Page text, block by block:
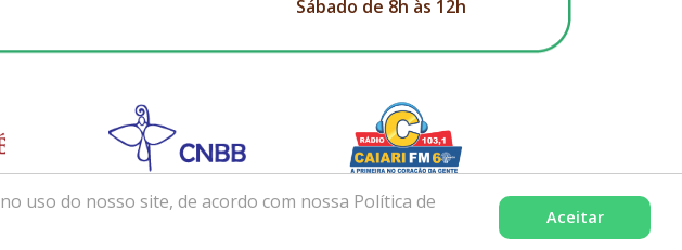
uso do nosso site, de acordo com nossa Política de
Aceitar
Sábado de 8h às 12h